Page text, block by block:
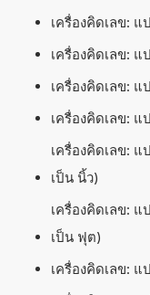
เครื่องคิดเลข:
เครื่องคิดเลข:
เครื่องคิดเลข:
เครื่องคิดเลข:
เครื่องคิดเลข:
เป็น นิ้ว)
เครื่องคิดเลข:
เป็น ฟุต)
เครื่องคิดเลข: